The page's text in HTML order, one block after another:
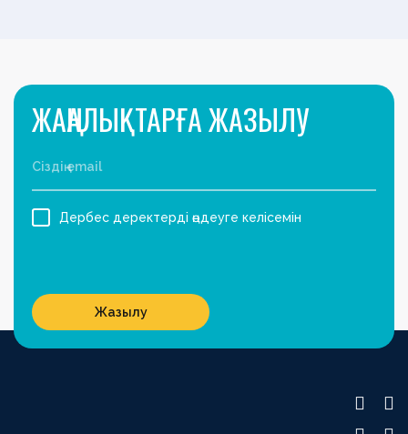
ЖАҢАЛЫҚТАРҒА ЖАЗЫЛУ
Дербес деректерді өңдеуге келісемін
Жазылу